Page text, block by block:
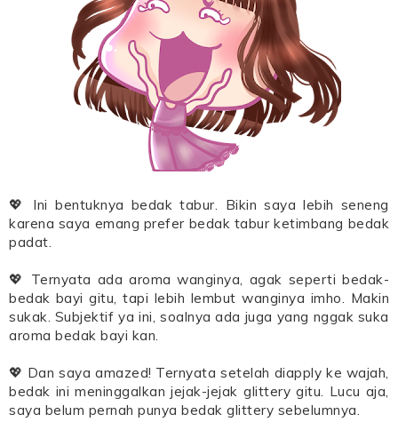
💖 Ini bentuknya bedak tabur. Bikin saya lebih seneng
karena saya emang prefer bedak tabur ketimbang bedak
padat.
💖 Ternyata ada aroma wanginya, agak seperti bedak-
bedak bayi gitu, tapi lebih lembut wanginya imho. Makin
sukak. Subjektif ya ini, soalnya ada juga yang nggak suka
aroma bedak bayi kan.
💖 Dan saya amazed! Ternyata setelah diapply ke wajah,
bedak ini meninggalkan jejak-jejak glittery gitu. Lucu aja,
saya belum pernah punya bedak glittery sebelumnya.